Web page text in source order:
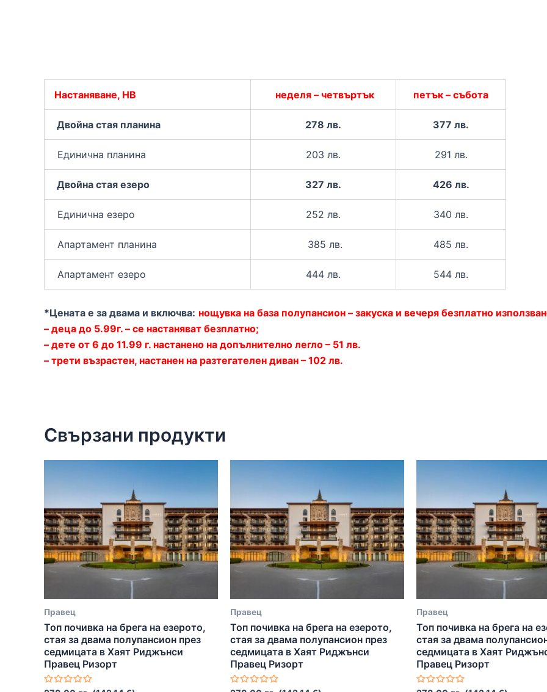
Настаняване, HB неделя – четвъртък петък – събота
Двойна стая планина 278 лв. 377 лв.
Единична планина 203 лв. 291 лв.
Двойна стая езеро 327 лв. 426 лв.
Единична езеро 252 лв. 340 лв.
Апартамент планина 385 лв. 485 лв.
Апартамент езеро 444 лв. 544 лв.
*Цената е за двама и включва: нощувка на база полупансион – закуска и вечеря безплатно
– деца до 5.99г. – се настаняват безплатно;
– дете от 6 до 11.99 г. настанено на допълнително легло – 51 лв.
– трети възрастен, настанен на разтегателен диван – 102 лв.
Свързани продукти
Правец
Топ почивка на брега на езерото,
стая за двама полупансион през
седмицата в Хаят Риджънси
Правец Ризорт
Правец
Топ почивка на брега на езерото,
стая за двама полупансион през
седмицата в Хаят Риджънси
Правец Ризорт
Правец
Топ почивка на брега на
стая за двама
седмицата в Хаят
Правец Ризорт